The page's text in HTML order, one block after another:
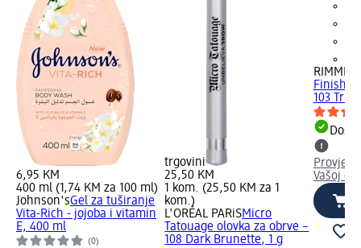
6,95 KM
400 ml (1,74 KM za 100 ml)
Johnson'sGel za tuširanje
Vita-Rich - jojoba i vitamin
E, 400 ml
(0)
trgovini
25,50 KM
1 kom. (25,50 KM za 1
kom.)
L'ORÉAL PARiSMicro
Tatouage olovka za obrve –
108 Dark Brunette, 1 g
RIMMEL
Finish
103
Vašoj